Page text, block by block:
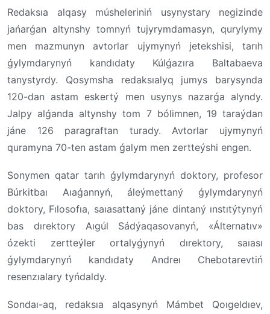
Redaksıa alqasy músheleriniń usynystary negizinde
jańarǵan altynshy tomnyń tujyrymdamasyn, qurylymy
men mazmunyn avtorlar ujymynyń jetekshisi, tarıh
ǵylymdarynyń kandıdaty Kúlǵazıra Baltabaeva
tanystyrdy. Qosymsha redaksıalyq jumys barysynda
120-dan astam eskertý men usynys nazarǵa alyndy.
Jalpy alǵanda altynshy tom 7 bólimnen, 19 taraýdan
jáne 126 paragraftan turady. Avtorlar ujymynyń
quramyna 70-ten astam ǵalym men zertteýshi engen.
Sonymen qatar tarıh ǵylymdarynyń doktory, profesor
Búrkitbaı Aıaǵannyń, áleýmettaný ǵylymdarynyń
doktory, Fılosofıa, saıasattaný jáne dintaný ınstıtýtynyń
bas dırektory Aıgúl Sádýaqasovanyń, «Álternatıv»
ózekti zertteýler ortalyǵynyń dırektory, saıası
ǵylymdarynyń kandıdaty Andreı Chebotarevtiń
resenzıalary tyńdaldy.
Sondaı-aq, redaksıa alqasynyń Mámbet Qoıgeldıev,